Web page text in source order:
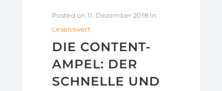
Posted on 11. Dezember 2018 In
Lesenswert
DIE CONTENT-
AMPEL: DER
SCHNELLE UND